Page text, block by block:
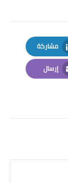
مشاركة
LinkedIn
إرسال
Email